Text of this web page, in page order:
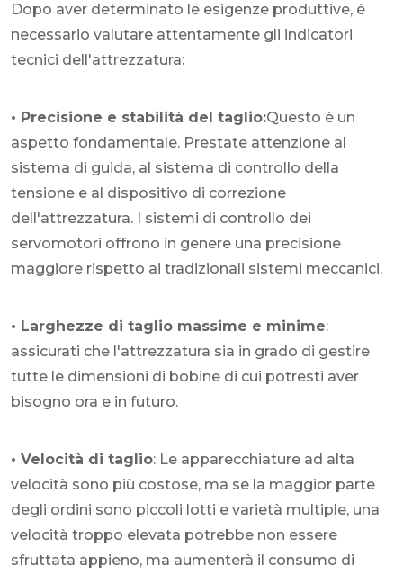
Dopo aver determinato le esigenze produttive, è
necessario valutare attentamente gli indicatori
tecnici dell'attrezzatura:
• Precisione e stabilità del taglio:Questo è un
aspetto fondamentale. Prestate attenzione al
sistema di guida, al sistema di controllo della
tensione e al dispositivo di correzione
dell'attrezzatura. I sistemi di controllo dei
servomotori offrono in genere una precisione
maggiore rispetto ai tradizionali sistemi meccanici.
• Larghezze di taglio massime e minime:
assicurati che l'attrezzatura sia in grado di gestire
tutte le dimensioni di bobine di cui potresti aver
bisogno ora e in futuro.
• Velocità di taglio: Le apparecchiature ad alta
velocità sono più costose, ma se la maggior parte
degli ordini sono piccoli lotti e varietà multiple, una
velocità troppo elevata potrebbe non essere
sfruttata appieno, ma aumenterà il consumo di